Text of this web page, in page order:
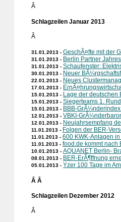
Â
Schlagzeilen Januar 2013
Â
31.01.2013 - GeschÃ¤fte mit der
31.01.2013 - Berlin Partner
31.01.2013 - Schaufenster:
30.01.2013 - Neuer
22.01.2013 - Neues
17.01.2013 -
15.01.2013 - Lage der deutschen
15.01.2013 - Siegerteams 1.
15.01.2013 - BBB-
12.01.2013 - VBKI-
12.01.2013 - Neujahrsempfang
11.01.2013 - Folgen der BER-
11.01.2013 - 600 KWK-Anlagen
11.01.2013 - food.de kommt nach
10.01.2013 - AQUANET Berlin-
08.01.2013 - BER-ErÃ¶ffnung
05.01.2013 - Yzer 100 Tage im
Â Â
Schlagzeilen Dezember 2012
Â